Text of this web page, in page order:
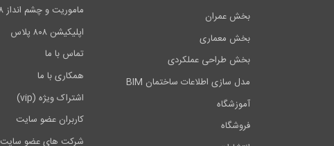
ماموریت و چشم انداز ۸۰۸
اپلیکیشن ۸۰۸ پلاس
تماس با ما
همکاری با ما
اشتراک ویژه (vip)
کاربران عضو سایت
شرکت های عضو سایت
بخش عمران
بخش معماری
بخش طراحی عملکردی
مدل سازی اطلاعات ساختمان BIM
آموزشگاه
فروشگاه